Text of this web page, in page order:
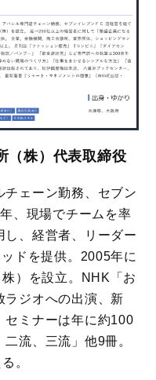
（株）代表取締役
ェーン勤務、セブン
、現場でチームを率
し、経営者、リーダー
ドを提供。2005年に
）を設立。NHK「お
ラジオへの出演、新
セミナーは年に約100
流、三流」他9冊。
。